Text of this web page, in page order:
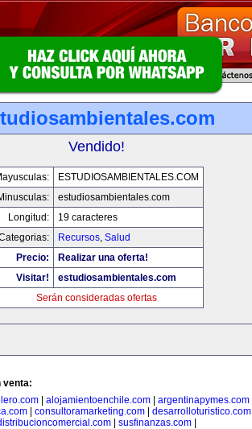
Vendido!
ESTUDIOSAMBIENTALES.COM
estudiosambientales.com
Longitud:
19 caracteres
Recursos, Salud
Precio:
Realizar una oferta!
Visitar!
estudiosambientales.com
Serán consideradas ofertas
venta:
| alojamientoenchile.com| argentinapymes.com|
consultoramarketing.com desarrolloturistico.com
susfinanzas.com